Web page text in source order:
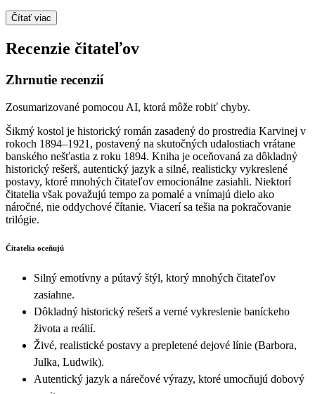
Čítať viac
Recenzie čitateľov
Zhrnutie recenzií
Zosumarizované pomocou AI, ktorá môže robiť chyby.
Šikmý kostol je historický román zasadený do prostredia Karvinej v
rokoch 1894–1921, postavený na skutočných udalostiach vrátane
banského nešťastia z roku 1894. Kniha je oceňovaná za dôkladný
historický rešerš, autentický jazyk a silné, realisticky vykreslené
postavy, ktoré mnohých čitateľov emocionálne zasiahli. Niektorí
čitatelia však považujú tempo za pomalé a vnímajú dielo ako
náročné, nie oddychové čítanie. Viacerí sa tešia na pokračovanie
trilógie.
Čitatelia oceňujú
Silný emotívny a pútavý štýl, ktorý mnohých čitateľov
zasiahne.
Dôkladný historický rešerš a verné vykreslenie baníckeho
života a reálií.
Živé, realistické postavy a prepletené dejové línie (Barbora,
Julka, Ludwik).
Autentický jazyk a nárečové výrazy, ktoré umocňujú dobový